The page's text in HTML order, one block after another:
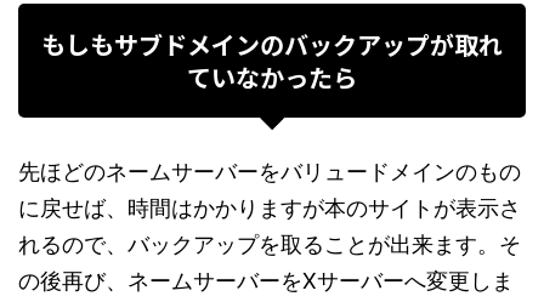
もしもサブドメインのバックアップが取れ
ていなかったら
先ほどのネームサーバーをバリュードメインのもの
に戻せば、時間はかかりますが本のサイトが表示さ
れるので、バックアップを取ることが出来ます。そ
の後再び、ネームサーバーをXサーバーへ変更しま